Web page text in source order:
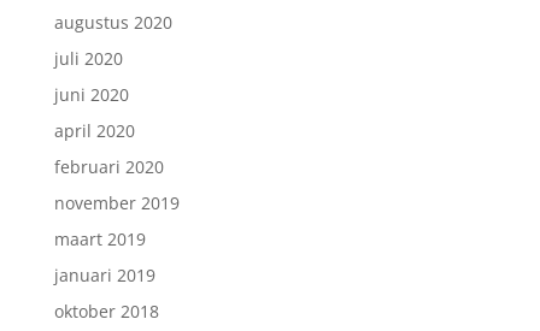
augustus 2020
juli 2020
juni 2020
april 2020
februari 2020
november 2019
maart 2019
januari 2019
oktober 2018